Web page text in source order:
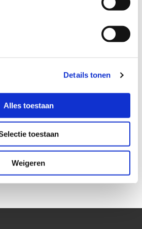
Details tonen
Alles toestaan
toestaan
Weigeren
en hierin vindt het volgende
die vaak in de persoon
toepassen.
rapportage en offerte naar: 06-307 98 751,
in.